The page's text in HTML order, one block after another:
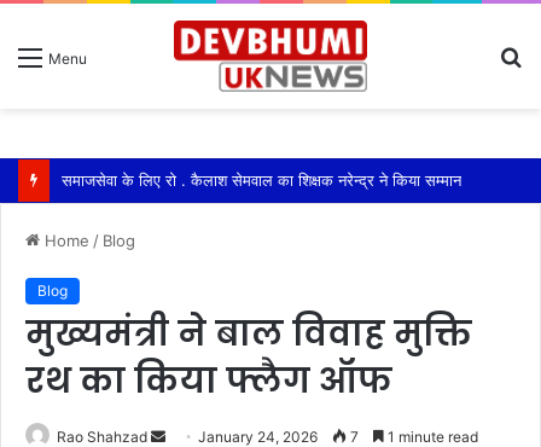
Menu
समाजसेवा के लिए रो . कैलाश सेमवाल का शिक्षक नरेन्द्र ने किया सम्मान
Home / Blog
Blog
मुख्यमंत्री ने बाल विवाह मुक्ति
रथ का किया फ्लैग ऑफ
Rao Shahzad
SendJanuary 24, 2026 7 1 minute read